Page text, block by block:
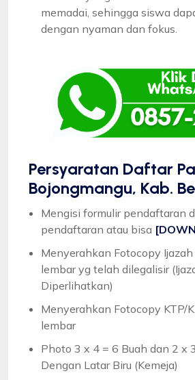
memadai, sehingga siswa
dengan nyaman dan fokus.
Persyaratan Daftar
Bojongmangu, Kab.
Mengisi formulir pendaftaran
pendaftaran atau bisa
Menyerahkan Fotocopy
lembar yg telah dilegalisir
Diperlihatkan)
Menyerahkan Fotocopy KTP/
lembar
Photo 3 x 4 = 6 Buah dan 2 x
Dengan Latar Biru (Kemeja)